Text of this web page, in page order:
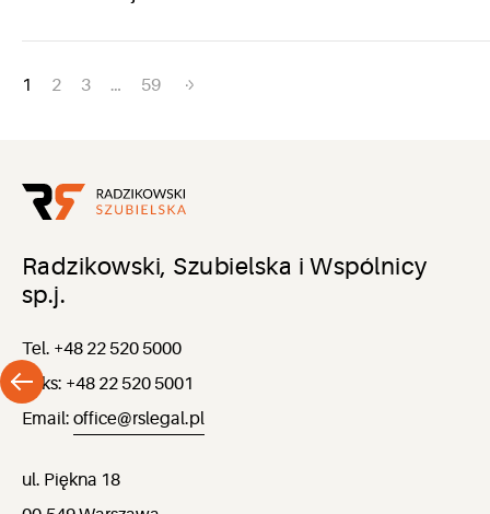
Nawigacja
1 2 3 … 59
Radzikowski, Szubielska i Wspólnicy
sp.j.
Tel. +48 22 520 5000
Faks: +48 22 520 5001
Email: office@rslegal.pl
ul. Piękna 18